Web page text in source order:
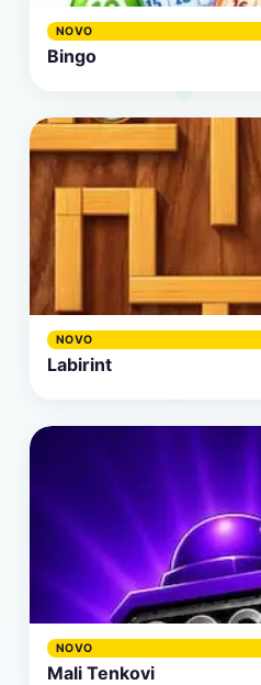
NOVO
Bingo
NOVO
Labirint
NOVO
Mali Tenkovi